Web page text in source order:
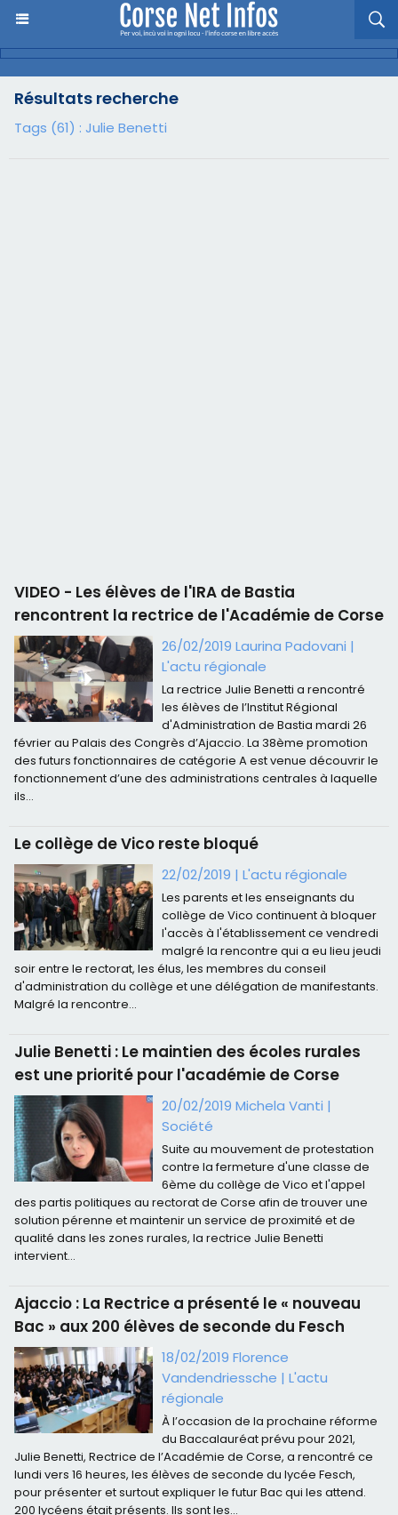
Résultats recherche
Tags (61) : Julie Benetti
VIDEO - Les élèves de l'IRA de Bastia
rencontrent la rectrice de l'Académie de Corse
26/02/2019 Laurina Padovani |
L'actu régionale
La rectrice Julie Benetti a rencontré
les élèves de l’Institut Régional
d'Administration de Bastia mardi 26
février au Palais des Congrès d’Ajaccio. La 38ème promotion
des futurs fonctionnaires de catégorie A est venue découvrir le
fonctionnement d’une des administrations centrales à laquelle
ils...
Le collège de Vico reste bloqué
22/02/2019 |L'actu régionale
Les parents et les enseignants du
collège de Vico continuent à bloquer
l'accès à l'établissement ce vendredi
malgré la rencontre qui a eu lieu jeudi
soir entre le rectorat, les élus, les membres du conseil
d'administration du collège et une délégation de manifestants.
Malgré la rencontre...
Julie Benetti : Le maintien des écoles rurales
est une priorité pour l'académie de Corse
20/02/2019 Michela Vanti |
Société
Suite au mouvement de protestation
contre la fermeture d'une classe de
6ème du collège de Vico et l'appel
des partis politiques au rectorat de Corse afin de trouver une
solution pérenne et maintenir un service de proximité et de
qualité dans les zones rurales, la rectrice Julie Benetti
intervient...
Ajaccio : La Rectrice a présenté le « nouveau
Bac » aux 200 élèves de seconde du Fesch
18/02/2019 Florence
Vandendriessche |L'actu
régionale
À l’occasion de la prochaine réforme
du Baccalauréat prévu pour 2021,
Julie Benetti, Rectrice de l’Académie de Corse, a rencontré ce
lundi vers 16 heures, les élèves de seconde du lycée Fesch,
pour présenter et surtout expliquer le futur Bac qui les attend.
200 lycéens était présents. Ils sont les...